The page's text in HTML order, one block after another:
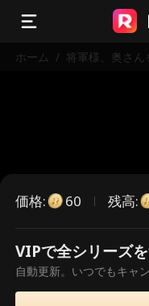
ホーム / 将軍様、奥さん
こちらは有料
聴いただく
価格: 60 残高:
VIPで全シリーズ
自動更新。いつでもキャ